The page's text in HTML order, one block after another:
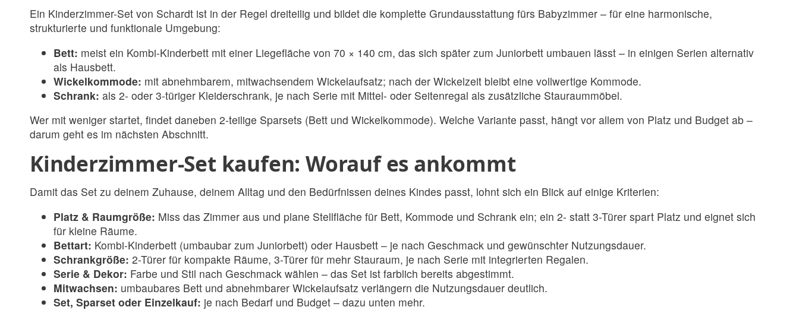
Ein Kinderzimmer-Set von Schardt ist in der Regel dreiteilig und bildet die komplette Grundausstattung fürs Babyzimmer – für eine harmonische,
strukturierte und funktionale Umgebung:
Bett: meist ein Kombi-Kinderbett mit einer Liegefläche von 70 × 140 cm, das sich später zum Juniorbett umbauen lässt – in einigen Serien alternativ
als Hausbett.
Wickelkommode: mit abnehmbarem, mitwachsendem Wickelaufsatz; nach der Wickelzeit bleibt eine vollwertige Kommode.
Schrank: als 2- oder 3-türiger Kleiderschrank, je nach Serie mit Mittel- oder Seitenregal als zusätzliche Stauraummöbel.
Wer mit weniger startet, findet daneben 2-teilige Sparsets (Bett und Wickelkommode). Welche Variante passt, hängt vor allem von Platz und Budget ab –
darum geht es im nächsten Abschnitt.
Kinderzimmer-Set kaufen: Worauf es ankommt
Damit das Set zu deinem Zuhause, deinem Alltag und den Bedürfnissen deines Kindes passt, lohnt sich ein Blick auf einige Kriterien:
Platz & Raumgröße: Miss das Zimmer aus und plane Stellfläche für Bett, Kommode und Schrank ein; ein 2- statt 3-Türer spart Platz und eignet sich
für kleine Räume.
Bettart: Kombi-Kinderbett (umbaubar zum Juniorbett) oder Hausbett – je nach Geschmack und gewünschter Nutzungsdauer.
Schrankgröße: 2-Türer für kompakte Räume, 3-Türer für mehr Stauraum, je nach Serie mit integrierten Regalen.
Serie & Dekor: Farbe und Stil nach Geschmack wählen – das Set ist farblich bereits abgestimmt.
Mitwachsen: umbaubares Bett und abnehmbarer Wickelaufsatz verlängern die Nutzungsdauer deutlich.
Set, Sparset oder Einzelkauf: je nach Bedarf und Budget – dazu unten mehr.